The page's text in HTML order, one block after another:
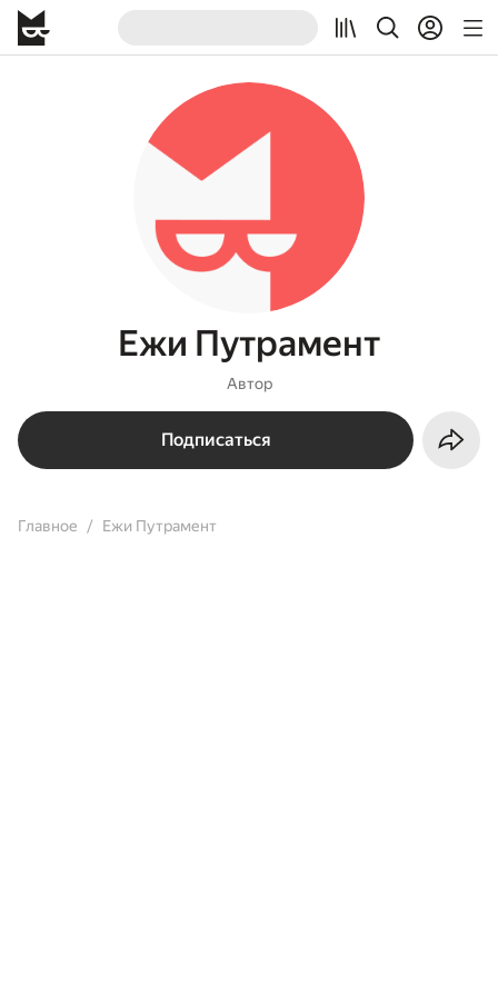
Ежи Путрамент
Автор
Подписаться
Главное Ежи Путрамент